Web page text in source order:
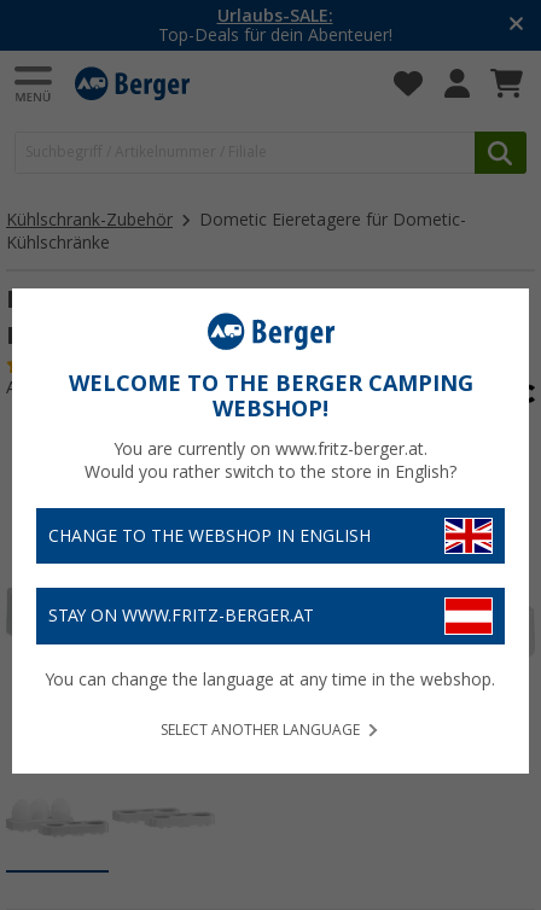
Urlaubs-SALE:
Top-Deals für dein Abenteuer!
Kühlschrank-Zubehör
Dometic Eieretagere für Dometic-
Kühlschränke
Dometic Eieretagere für Dometic-
Kühlschränke
Art.-Nr.: 101860WELCOME TO THE BERGER CAMPING
WEBSHOP!
You are currently on www.fritz-berger.at.
Would you rather switch to the store in English?
CHANGE TO THE WEBSHOP IN ENGLISH
STAY ON WWW.FRITZ-BERGER.AT
You can change the language at any time in the webshop.
SELECT ANOTHER LANGUAGE